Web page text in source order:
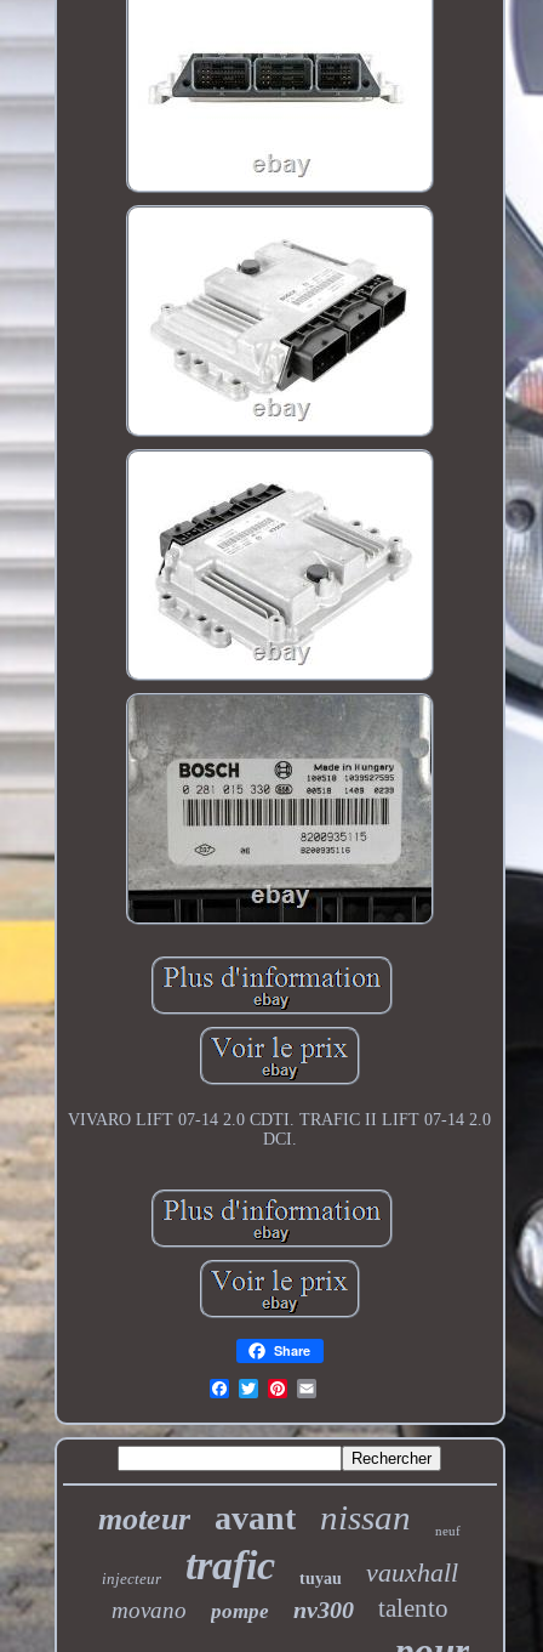
VIVARO LIFT 07-14 2.0 CDTI. TRAFIC II LIFT 07-14 2.0
DCI.
Share
moteur avant nissan neuf
injecteur trafic tuyau vauxhall
movano pompe nv300 talento